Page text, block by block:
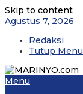
Skip to content
Agustus 7, 2026
Redaksi
Tutup Menu
Menu